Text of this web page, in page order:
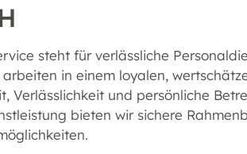
steht für verlässliche
arbeiten in einem loyalen,
Verlässlichkeit und persönliche
bieten wir sichere